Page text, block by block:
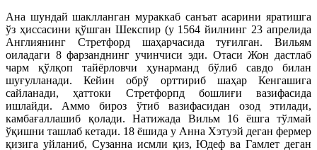
Ана шундай шаклланган мураккаб санъат асарини яратишга
ўз ҳиссасини қўшган Шекспир (у 1564 йилнинг 23 апрелида
Англиянинг Стретфорд шаҳарчасида туғилган. Вильям
оиладаги 8 фарзанднинг учинчиси эди. Отаси Жон дастлаб
чарм қўлқоп тайёрловчи ҳунарманд бўлиб савдо билан
шуғулланади. Кейин обрў орттириб шаҳар Кенгашига
сайланади, ҳаттоки Стретфорпд бошлиғи вазифасида
ишлайди. Аммо бироз ўтиб вазифасидан озод этилади,
камбағаллашиб қолади. Натижада Вильм 16 ёшга тўлмай
ўқишни ташлаб кетади. 18 ёшида у Анна Хэтуэй деган фермер
қизига уйланиб, Сузанна исмли қиз, Юдеф ва Гамлет деган